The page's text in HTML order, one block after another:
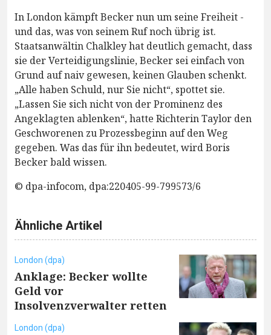
In London kämpft Becker nun um seine Freiheit -
und das, was von seinem Ruf noch übrig ist.
Staatsanwältin Chalkley hat deutlich gemacht, dass
sie der Verteidigungslinie, Becker sei einfach von
Grund auf naiv gewesen, keinen Glauben schenkt.
„Alle haben Schuld, nur Sie nicht“, spottet sie.
„Lassen Sie sich nicht von der Prominenz des
Angeklagten ablenken“, hatte Richterin Taylor den
Geschworenen zu Prozessbeginn auf den Weg
gegeben. Was das für ihn bedeutet, wird Boris
Becker bald wissen.
© dpa-infocom, dpa:220405-99-799573/6
Ähnliche Artikel
London (dpa)
Anklage: Becker wollte
Geld vor
Insolvenzverwalter retten
London (dpa)